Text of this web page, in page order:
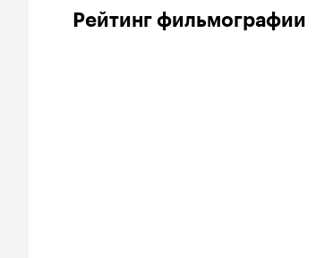
Рейтинг фильмографии